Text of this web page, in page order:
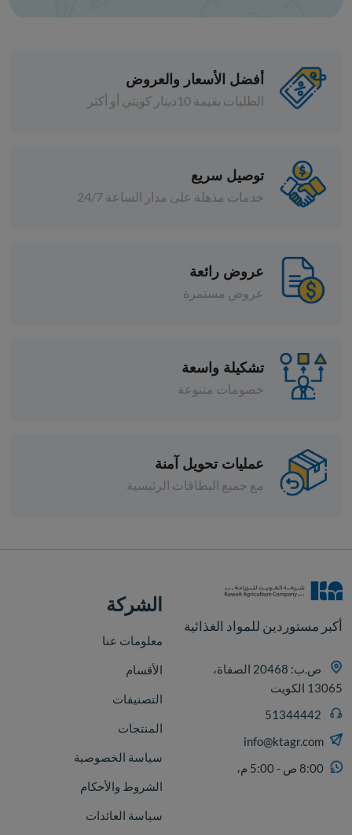
فول مدمس المدينه صيني
أفضل الأسعار والعروض
الطلبات بقيمة 10دينار كويتي أو أكثر
توصيل سريع
خدمات مذهلة على مدار الساعة 24/7
عروض رائعة
عروض مستمرة
تشكيلة واسعة
خصومات متنوعة
عمليات تحويل آمنة
مع جميع البطاقات الرئيسية
أكبر مستوردين للمواد الغذائية
ص.ب: 20468 الصفاة،
13065 الكويت
info@ktagr.com
8:00 ص - 5:00 م،
الشركة
معلومات عنا
الأقسام
التصنيفات
المنتجات
سياسة الخصوصية
الشروط والأحكام
سياسة العائدات